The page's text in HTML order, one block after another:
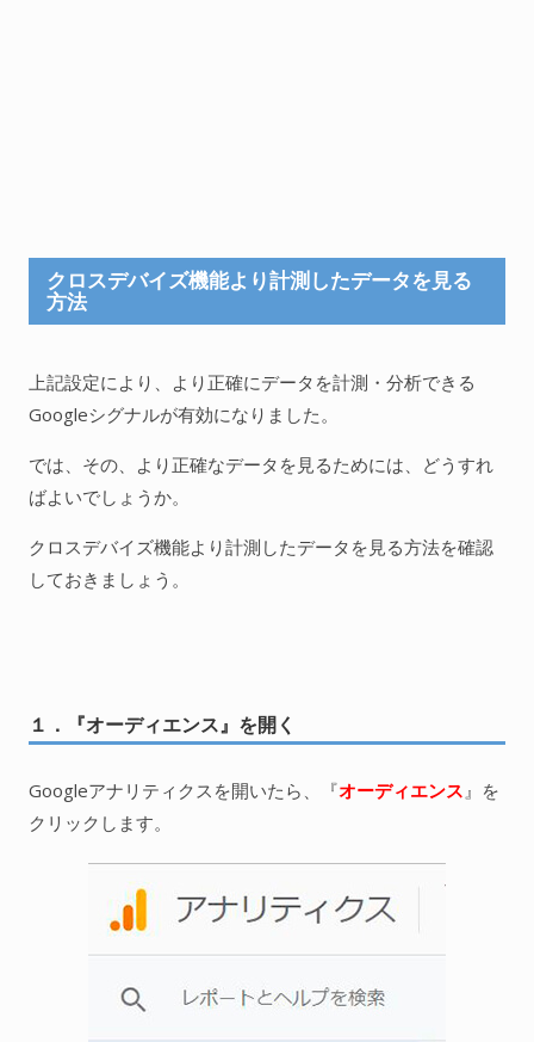
クロスデバイズ機能より計測したデータを見る
方法
上記設定により、より正確にデータを計測・分析できる
Googleシグナルが有効になりました。
では、その、より正確なデータを見るためには、どうすれ
ばよいでしょうか。
クロスデバイズ機能より計測したデータを見る方法を確認
しておきましょう。
１．『オーディエンス』を開く
Googleアナリティクスを開いたら、『オーディエンス』を
クリックします。